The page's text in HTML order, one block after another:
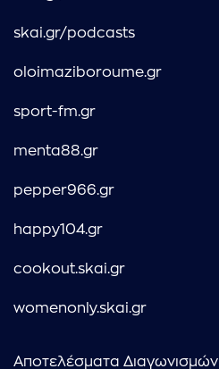
skai.gr/podcasts
oloimaziboroume.gr
sport-fm.gr
menta88.gr
pepper966.gr
happy104.gr
cookout.skai.gr
womenonly.skai.gr
Αποτελέσματα Διαγωνισμών